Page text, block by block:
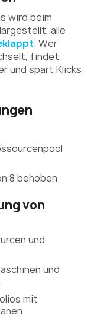
wird beim
alle
. Wer
findet
und spart Klicks
8 behoben
von
und
und
mit